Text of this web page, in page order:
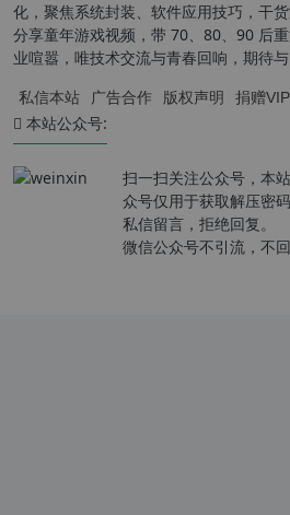
化，聚焦系统封装、软件应用技巧，干
分享童年游戏视频，带 70、80、90 后
业喧嚣，唯技术交流与青春回响，期待
私信本站 广告合作 版权声明 捐赠VIP
本站公众号:
扫一扫关注公众号，本
众号仅用于获取解压密
私信留言，拒绝回复。
微信公众号不引流，不回